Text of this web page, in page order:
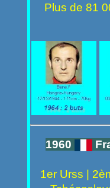
Plus de 81
1960
1er Urss |